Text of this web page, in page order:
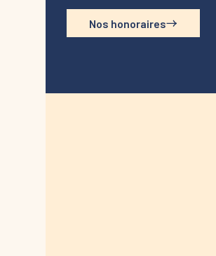
Nos honoraires